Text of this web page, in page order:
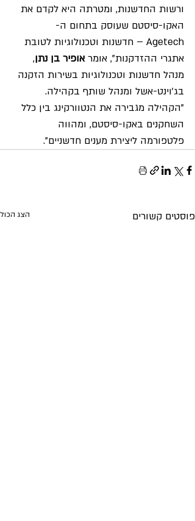
ורשות החדשנות, ומטרתה היא לקדם את
האקו-סיסטם שעוסק בתחום ה-
Agetech – חדשנות וטכנולוגיות לטובת
אתגרי ההזדקנות", אומר אופיר בן נתן,
מנהל חדשנות וטכנולוגיות בשירות הזקנה
בג'וינט-אשל ומנהל שותף בקהילה.
"הקהילה מגבירה את הנטוורקינג בין כלל
השחקנים באקו-סיסטם, ומהווה
פלטפורמה ליצירת מענים חדשניים".
פוסטים קשורים הצג הכול